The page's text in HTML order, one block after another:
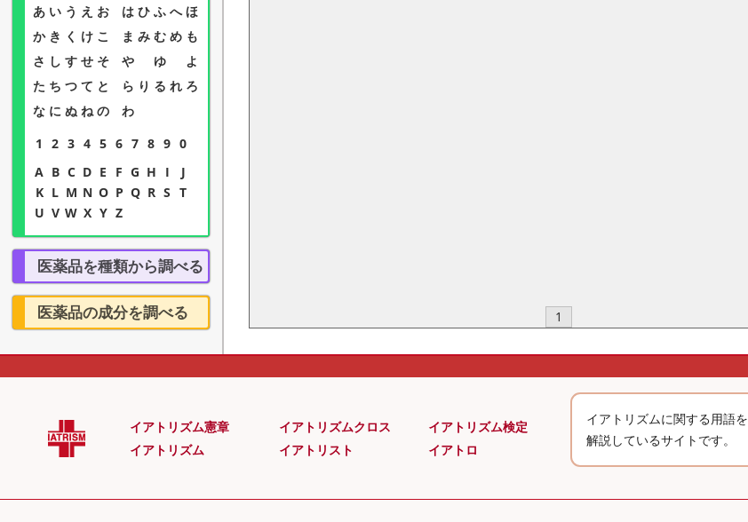
1
あ い う え お
か き く け こ
さ し す せ そ
た ち つ て と
な に ぬ ね の
は ひ ふ へ ほ
ま み む め も
や
ゆ
よ
ら り る れ ろ
わ
1
2 3 4 5 6 7 8 9 0
A B C D E F G H I
J
K L M N O P Q R S T
U V W X Y Z
医薬品を種類から調べる
消化器系の薬 呼吸器系の薬
泌尿器系の薬 循環器系の薬
眼・耳・鼻
ヘルペスの薬
頭痛の薬
めまいの薬
医薬品の成分を調べる
イアトリズム憲章
イアトリズム
イアトリズムクロス
イアトリスト
イアトリズム検定
イアトロ
イアトリズムに関する用語を
解説しているサイトです。